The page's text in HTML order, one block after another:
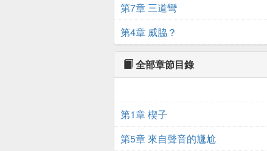
第7章 三道彎
第4章 威脇？
全部章節目錄
第1章 楔子
第5章 來自聲音的尲尬